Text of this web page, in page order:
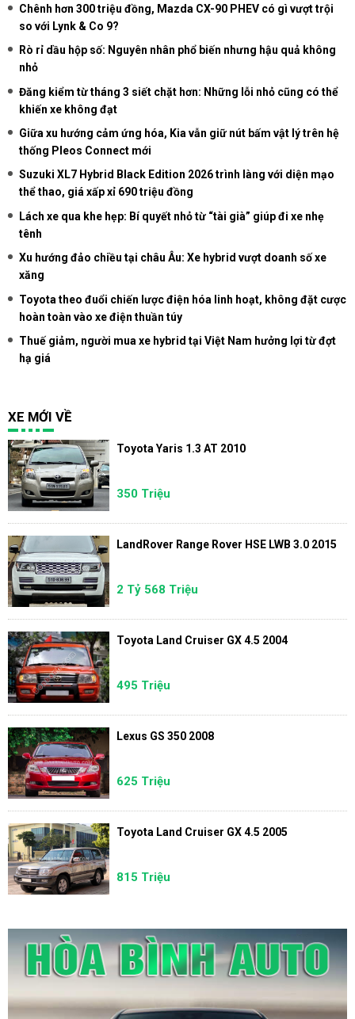
Chênh hơn 300 triệu đồng, Mazda CX-90 PHEV có gì vượt trội
so với Lynk & Co 9?
Rò rỉ dầu hộp số: Nguyên nhân phổ biến nhưng hậu quả không
nhỏ
Đăng kiểm từ tháng 3 siết chặt hơn: Những lỗi nhỏ cũng có thể
khiến xe không đạt
Giữa xu hướng cảm ứng hóa, Kia vẫn giữ nút bấm vật lý trên hệ
thống Pleos Connect mới
Suzuki XL7 Hybrid Black Edition 2026 trình làng với diện mạo
thể thao, giá xấp xỉ 690 triệu đồng
Lách xe qua khe hẹp: Bí quyết nhỏ từ “tài già” giúp đi xe nhẹ
tênh
Xu hướng đảo chiều tại châu Âu: Xe hybrid vượt doanh số xe
xăng
Toyota theo đuổi chiến lược điện hóa linh hoạt, không đặt cược
hoàn toàn vào xe điện thuần túy
Thuế giảm, người mua xe hybrid tại Việt Nam hưởng lợi từ đợt
hạ giá
XE MỚI VỀ
Toyota Yaris 1.3 AT 2010
350 Triệu
LandRover Range Rover HSE LWB 3.0 2015
2 Tỷ 568 Triệu
Toyota Land Cruiser GX 4.5 2004
495 Triệu
Lexus GS 350 2008
625 Triệu
Toyota Land Cruiser GX 4.5 2005
815 Triệu